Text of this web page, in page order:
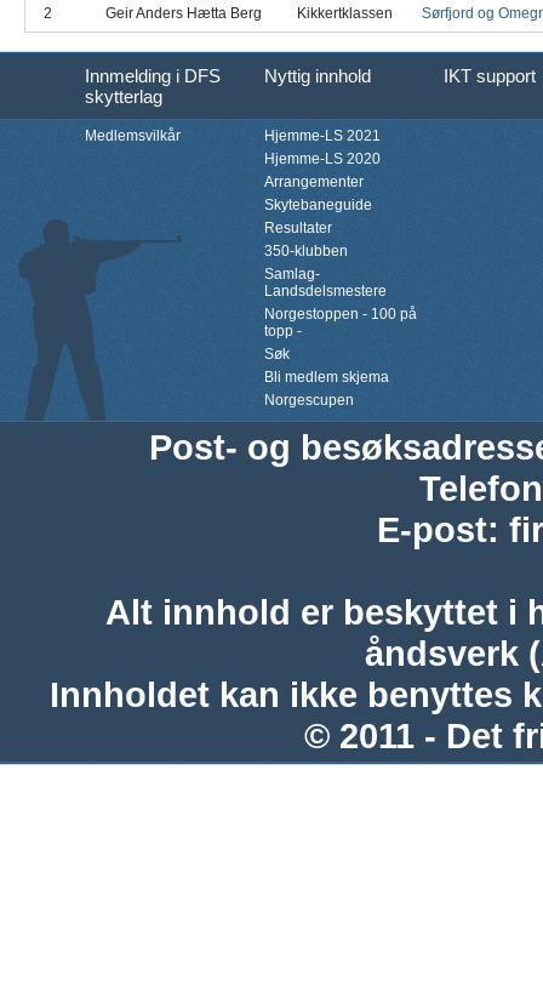
2 Geir Anders Hætta Berg Kikkertklassen Sørfjord og
Innmelding i DFS
skytterlag
Nyttig innhold IKT support
Medlemsvilkår
Hjemme-LS 2021
Hjemme-LS 2020
Arrangementer
Skytebaneguide
Resultater
350-klubben
Samlag-
Landsdelsmestere
Norgestoppen - 100 på
topp -
Søk
Bli medlem skjema
Norgescupen
Post- og
Telefon
E-post:
Alt innhold er beskyttet i
åndsverk
Innholdet kan ikke benyttes
© 2011 - Det